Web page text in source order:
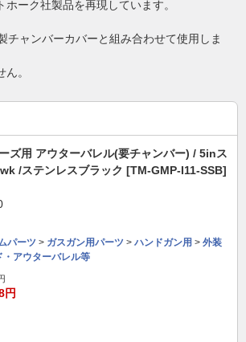
ーク社製品を再現しています。
チャンバーカバーと組み合わせて使用しま
。
ズ用 アウターバレル(要チャンバー) / 5inス
/ステンレスブラック [TM-GMP-I11-SSB]
パーツ > ガスガン用パーツ > ハンドガン用 > 外装
アウターバレル等
円